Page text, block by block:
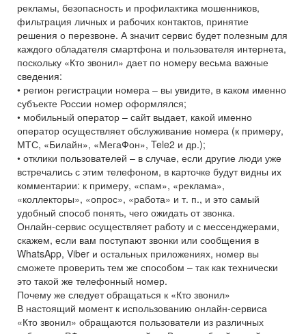
рекламы, безопасность и профилактика мошенников,
фильтрация личных и рабочих контактов, принятие
решения о перезвоне. А значит сервис будет полезным для
каждого обладателя смартфона и пользователя интернета,
поскольку «Кто звонил» дает по номеру весьма важные
сведения:
• регион регистрации номера – вы увидите, в каком именно
субъекте России номер оформлялся;
• мобильный оператор – сайт выдает, какой именно
оператор осуществляет обслуживание номера (к примеру,
МТС, «Билайн», «МегаФон», Tele2 и др.);
• отклики пользователей – в случае, если другие люди уже
встречались с этим телефоном, в карточке будут видны их
комментарии: к примеру, «спам», «реклама»,
«коллекторы», «опрос», «работа» и т. п., и это самый
удобный способ понять, чего ожидать от звонка.
Онлайн-сервис осуществляет работу и с мессенджерами,
скажем, если вам поступают звонки или сообщения в
WhatsApp, Viber и остальных приложениях, номер вы
сможете проверить тем же способом – так как технически
это такой же телефонный номер.
Почему же следует обращаться к «Кто звонил»
В настоящий момент к использованию онлайн-сервиса
«Кто звонил» обращаются пользователи из различных